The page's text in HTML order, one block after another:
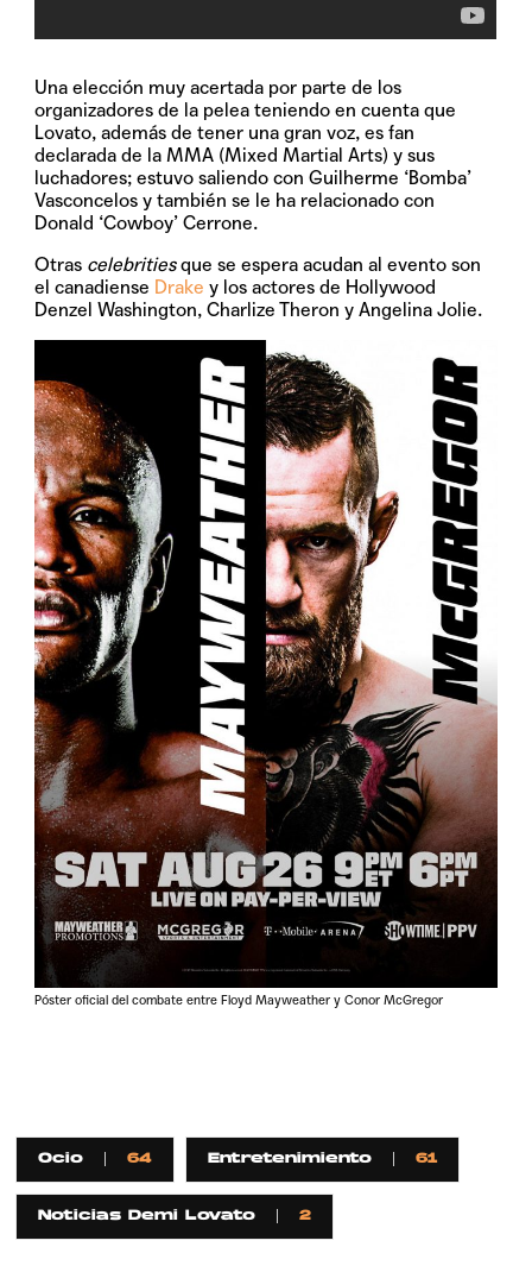
Una elección muy acertada por parte de los
organizadores de la pelea teniendo en cuenta que
Lovato, además de tener una gran voz, es fan
declarada de la MMA (Mixed Martial Arts) y sus
luchadores; estuvo saliendo con Guilherme ‘Bomba’
Vasconcelos y también se le ha relacionado con
Donald ‘Cowboy’ Cerrone.
Otras celebritiesque se espera acudan al evento son
el canadiense Drake y los actores de Hollywood
Denzel Washington, Charlize Theron y Angelina Jolie.
Póster oficial del combate entre Floyd Mayweather y Conor McGregor
Ocio 64 Entretenimiento 61
Noticias Demi Lovato 2